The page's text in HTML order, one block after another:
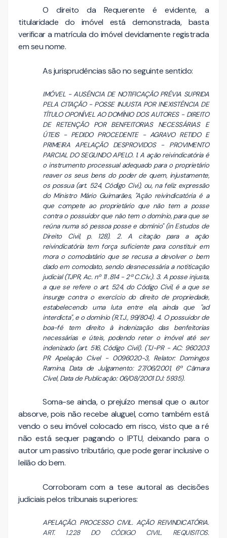
O direito da Requerente é evidente, a
titularidade do imóvel está demonstrada, basta
verificar a matrícula do imóvel devidamente registrada
em seu nome.
As jurisprudências são no seguinte sentido:
IMÓVEL - AUSÊNCIA DE NOTIFICAÇÃO PRÉVIA SUPRIDA
PELA CITAÇÃO - POSSE INJUSTA POR INEXISTÊNCIA DE
TÍTULO OPONÍVEL AO DOMÍNIO DOS AUTORES - DIREITO
DE RETENÇÃO POR BENFEITORIAS NECESSÁRIAS E
ÚTEIS - PEDIDO PROCEDENTE - AGRAVO RETIDO E
PRIMEIRA APELAÇÃO DESPROVIDOS - PROVIMENTO
PARCIAL DO SEGUNDO APELO. 1. A ação reivindicatória é
o instrumento processual adequado para o proprietário
reaver os seus bens do poder de quem, injustamente,
os possua (art. 524, Código Civi), ou, na feliz expressão
do Ministro Mário Guimarães, "Ação reivindicatória é a
que compete ao proprietário que não tem a posse
contra o possuidor que não tem o domínio, para que se
reúna numa só pessoa posse e domínio" (in Estudos de
Direito Civil, p. 128). 2. A citação para a ação
reivindicatória tem força suficiente para constituir em
mora o comodatário que se recusa a devolver o bem
dado em comodato, sendo desnecessária a notiticação
judicial (TJPR, Ac. nº 11 .814 - 2ª C.Cív.). 3. A posse injusta,
a que se refere o art. 524, do Código Civil, é a que se
insurge contra o exercício do direito de propriedade,
estabelecendo uma luta entre ela, ainda que "ad
interdicta", e o domínio (R.T.J., 99/804). 4. O possuidor de
boa-fé tem direito à indenização das benfeitorias
necessárias e úteis, podendo reter o imóvel até ser
indenizado (art. 516, Código Civil). (TJ-PR - AC: 960203
PR Apelação Cível - 0096020-3, Relator: Domingos
Ramina, Data de Julgamento: 27/06/2001, 6ª Câmara
Cível, Data de Publicação: 06/08/2001 DJ: 5935).
Soma-se ainda, o prejuízo mensal que o autor
absorve, pois não recebe aluguel, como também está
vendo o seu imóvel colocado em risco, visto que a ré
não está sequer pagando o IPTU, deixando para o
autor um passivo tributário, que pode gerar inclusive o
leilão do bem.
Corroboram com a tese autoral as decisões
judiciais pelos tribunais superiores:
APELAÇÃO. PROCESSO CIVIL. AÇÃO REIVINDICATÓRIA.
ART. 1.228 DO CÓDIGO CIVIL. REQUISITOS.